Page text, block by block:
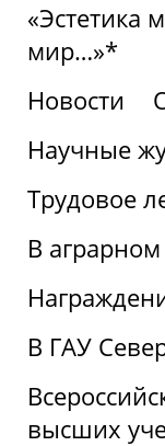
«Эстетика
мир…»*
Новости
Научные
Трудовое
В
В ГАУ
высших